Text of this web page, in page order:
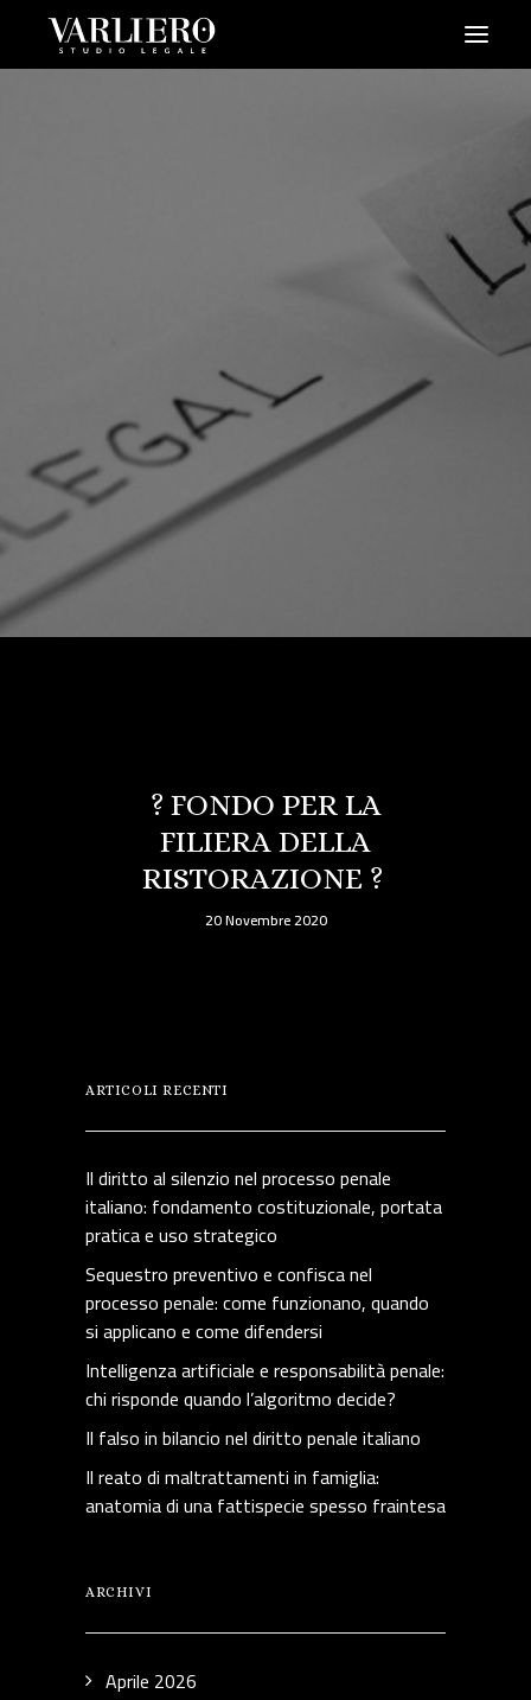
PRENDI UN APPUNTAMENTO
? FONDO PER LA
FILIERA DELLA
RISTORAZIONE ?
20 Novembre 2020
ARTICOLI RECENTI
Il diritto al silenzio nel processo penale
italiano: fondamento costituzionale, portata
pratica e uso strategico
Sequestro preventivo e confisca nel
processo penale: come funzionano, quando
si applicano e come difendersi
Intelligenza artificiale e responsabilità penale:
chi risponde quando l’algoritmo decide?
Il falso in bilancio nel diritto penale italiano
Il reato di maltrattamenti in famiglia:
anatomia di una fattispecie spesso fraintesa
ARCHIVI
Aprile 2026